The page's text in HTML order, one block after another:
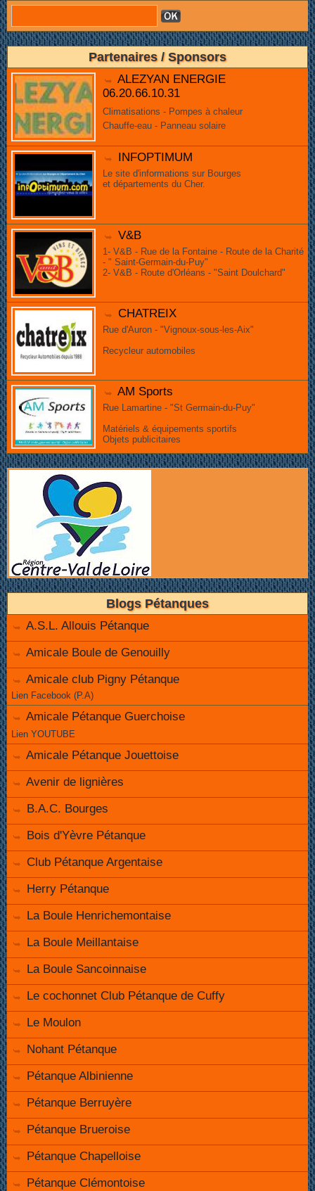
Partenaires / Sponsors
ALEZYAN ENERGIE
06.20.66.10.31
Climatisations - Pompes à chaleur
Chauffe-eau - Panneau solaire
INFOPTIMUM
Le site d'informations sur Bourges
et départements du Cher.
V&B
1- V&B - Rue de la Fontaine - Route de la Charité
- " Saint-Germain-du-Puy"
2- V&B - Route d'Orléans - "Saint Doulchard"
CHATREIX
Rue d'Auron - "Vignoux-sous-les-Aix"
Recycleur automobiles
AM Sports
Rue Lamartine - "St Germain-du-Puy"
Matériels & équipements sportifs
Objets publicitaires
Blogs Pétanques
A.S.L. Allouis Pétanque
Amicale Boule de Genouilly
Amicale club Pigny Pétanque
Lien Facebook (P.A)
Amicale Pétanque Guerchoise
Lien YOUTUBE
Amicale Pétanque Jouettoise
Avenir de lignières
B.A.C. Bourges
Bois d'Yèvre Pétanque
Club Pétanque Argentaise
Herry Pétanque
La Boule Henrichemontaise
La Boule Meillantaise
La Boule Sancoinnaise
Le cochonnet Club Pétanque de Cuffy
Le Moulon
Nohant Pétanque
Pétanque Albinienne
Pétanque Berruyère
Pétanque Brueroise
Pétanque Chapelloise
Pétanque Clémontoise